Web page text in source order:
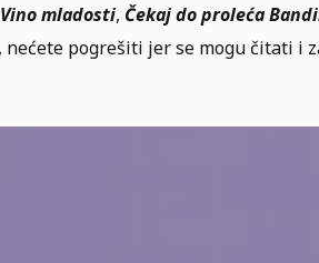
Vino mladosti, Čekaj do proleća
nećete pogrešiti jer se mogu čitati i